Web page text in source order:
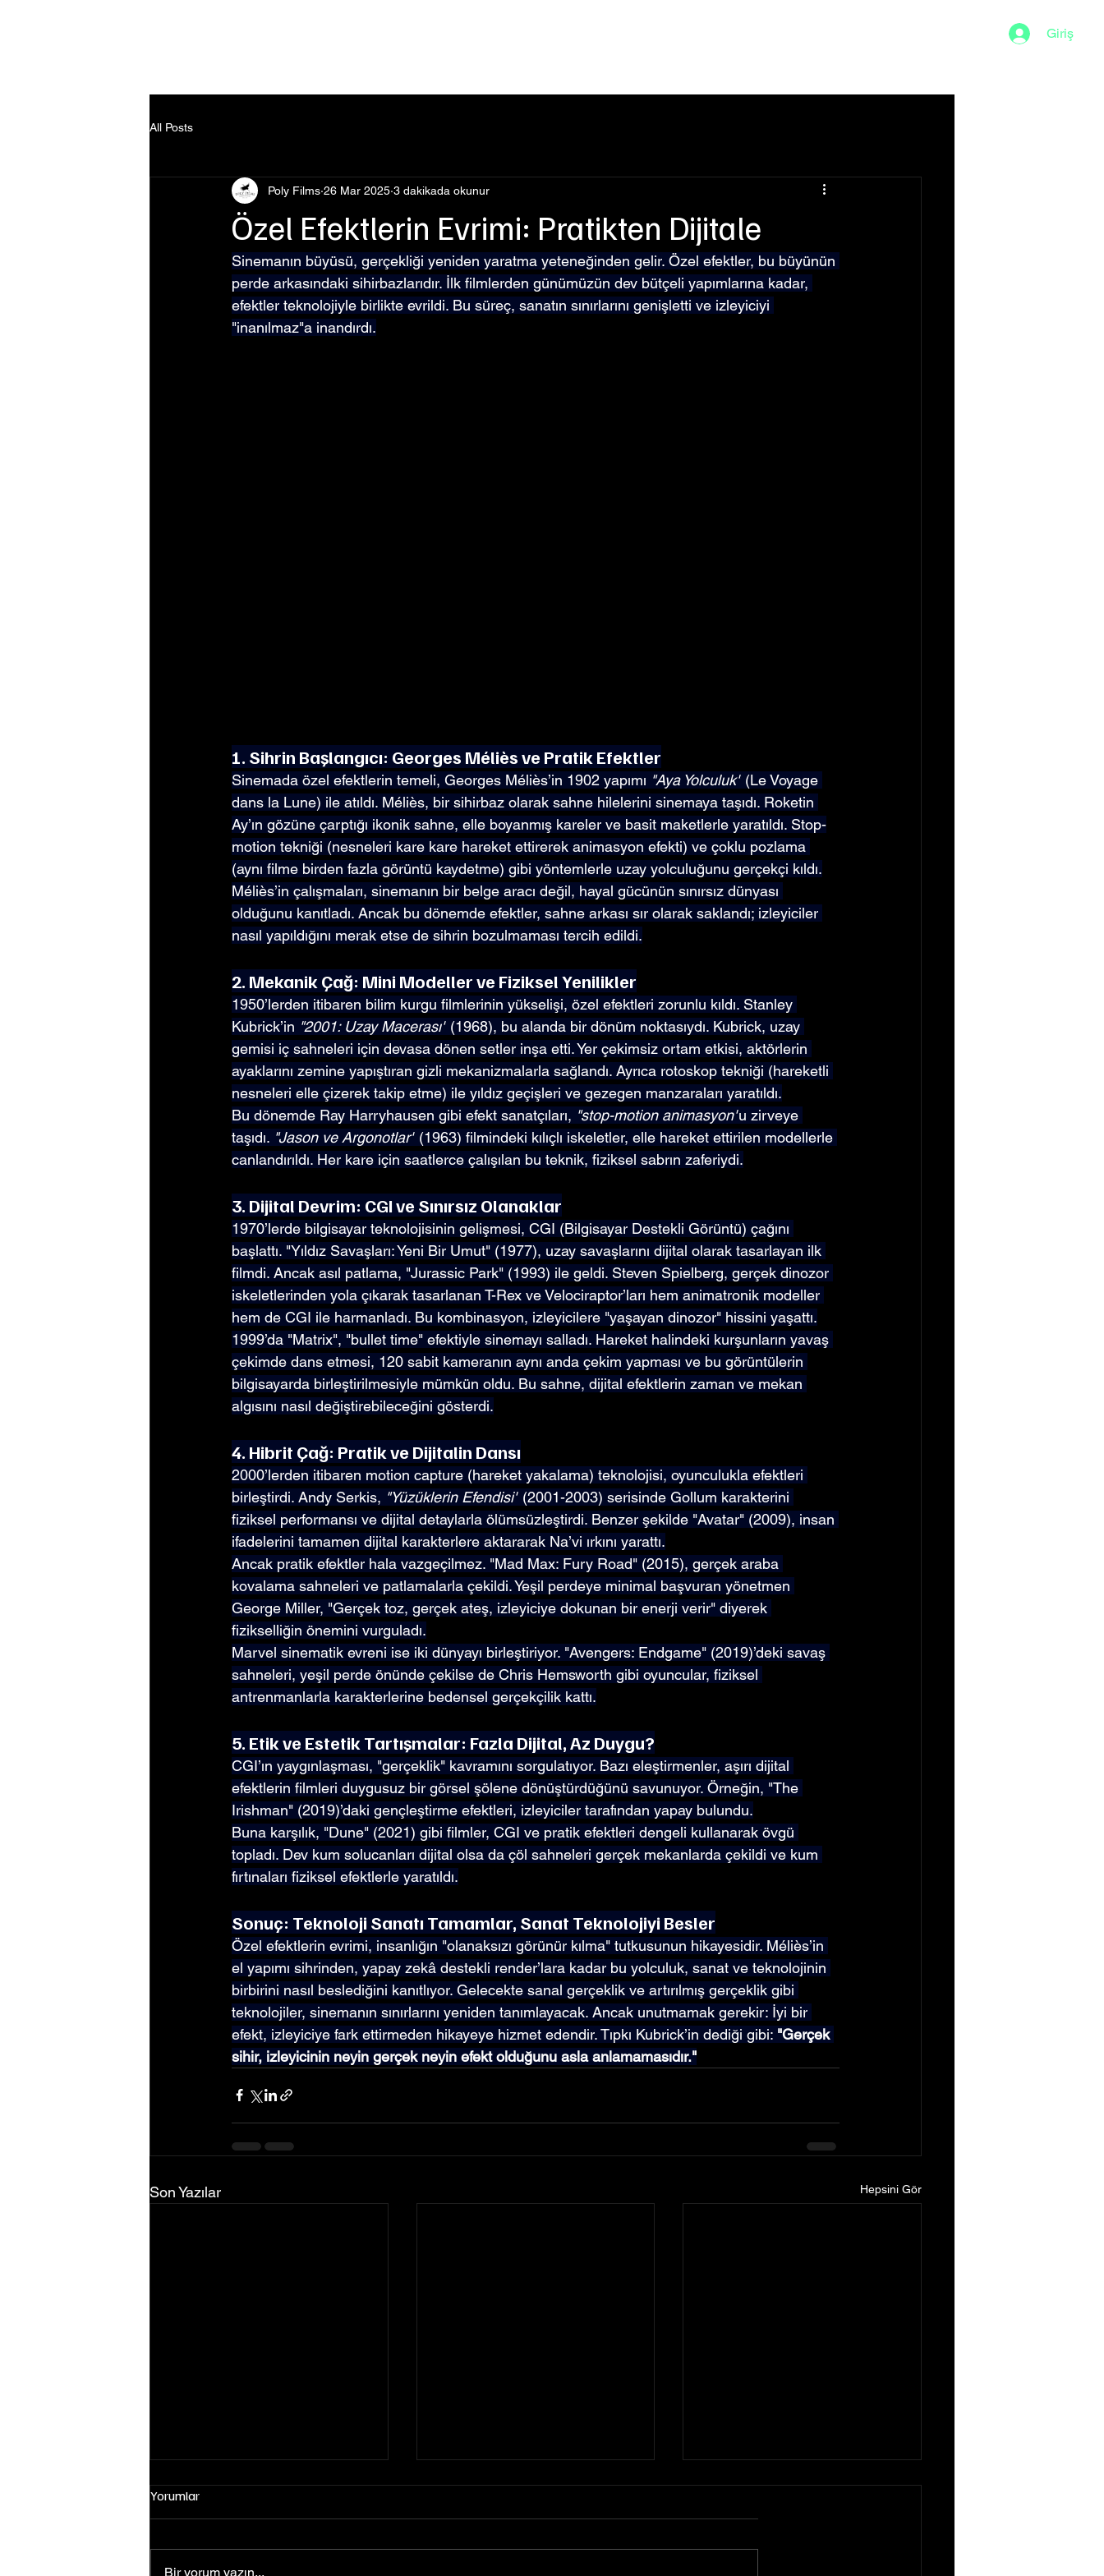
Giriş
All Posts
Özel Efektlerin Evrimi: Pratikten Dijitale
Poly Films 26 Mar 2025 3 dakikada okunur
Sinemanın büyüsü, gerçekliği yeniden yaratma yeteneğinden gelir. Özel efektler, bu büyünün
perde arkasındaki sihirbazlarıdır. İlk filmlerden günümüzün dev bütçeli yapımlarına kadar,
efektler teknolojiyle birlikte evrildi. Bu süreç, sanatın sınırlarını genişletti ve izleyiciyi
"inanılmaz"a inandırdı.
1. Sihrin Başlangıcı: Georges Méliès ve Pratik Efektler
Sinemada özel efektlerin temeli, Georges Méliès’in 1902 yapımı "Aya Yolculuk" (Le Voyage
dans la Lune) ile atıldı. Méliès, bir sihirbaz olarak sahne hilelerini sinemaya taşıdı. Roketin
Ay’ın gözüne çarptığı ikonik sahne, elle boyanmış kareler ve basit maketlerle yaratıldı. Stop-
motion tekniği (nesneleri kare kare hareket ettirerek animasyon efekti) ve çoklu pozlama
(aynı filme birden fazla görüntü kaydetme) gibi yöntemlerle uzay yolculuğunu gerçekçi kıldı.
Méliès’in çalışmaları, sinemanın bir belge aracı değil, hayal gücünün sınırsız dünyası
olduğunu kanıtladı. Ancak bu dönemde efektler, sahne arkası sır olarak saklandı; izleyiciler
nasıl yapıldığını merak etse de sihrin bozulmaması tercih edildi.
2. Mekanik Çağ: Mini Modeller ve Fiziksel Yenilikler
1950’lerden itibaren bilim kurgu filmlerinin yükselişi, özel efektleri zorunlu kıldı. Stanley
Kubrick’in "2001: Uzay Macerası" (1968), bu alanda bir dönüm noktasıydı. Kubrick, uzay
gemisi iç sahneleri için devasa dönen setler inşa etti. Yer çekimsiz ortam etkisi, aktörlerin
ayaklarını zemine yapıştıran gizli mekanizmalarla sağlandı. Ayrıca rotoskop tekniği (hareketli
nesneleri elle çizerek takip etme) ile yıldız geçişleri ve gezegen manzaraları yaratıldı.
Bu dönemde Ray Harryhausen gibi efekt sanatçıları, "stop-motion animasyon"u zirveye
taşıdı. "Jason ve Argonotlar" (1963) filmindeki kılıçlı iskeletler, elle hareket ettirilen modellerle
canlandırıldı. Her kare için saatlerce çalışılan bu teknik, fiziksel sabrın zaferiydi.
3. Dijital Devrim: CGI ve Sınırsız Olanaklar
1970’lerde bilgisayar teknolojisinin gelişmesi, CGI (Bilgisayar Destekli Görüntü) çağını
başlattı. "Yıldız Savaşları: Yeni Bir Umut" (1977), uzay savaşlarını dijital olarak tasarlayan ilk
filmdi. Ancak asıl patlama, "Jurassic Park" (1993) ile geldi. Steven Spielberg, gerçek dinozor
iskeletlerinden yola çıkarak tasarlanan T-Rex ve Velociraptor’ları hem animatronik modeller
hem de CGI ile harmanladı. Bu kombinasyon, izleyicilere "yaşayan dinozor" hissini yaşattı.
1999’da "Matrix", "bullet time" efektiyle sinemayı salladı. Hareket halindeki kurşunların yavaş
çekimde dans etmesi, 120 sabit kameranın aynı anda çekim yapması ve bu görüntülerin
bilgisayarda birleştirilmesiyle mümkün oldu. Bu sahne, dijital efektlerin zaman ve mekan
algısını nasıl değiştirebileceğini gösterdi.
4. Hibrit Çağ: Pratik ve Dijitalin Dansı
2000’lerden itibaren motion capture (hareket yakalama) teknolojisi, oyunculukla efektleri
birleştirdi. Andy Serkis, "Yüzüklerin Efendisi" (2001-2003) serisinde Gollum karakterini
fiziksel performansı ve dijital detaylarla ölümsüzleştirdi. Benzer şekilde "Avatar" (2009), insan
ifadelerini tamamen dijital karakterlere aktararak Na’vi ırkını yarattı.
Ancak pratik efektler hala vazgeçilmez. "Mad Max: Fury Road" (2015), gerçek araba
kovalama sahneleri ve patlamalarla çekildi. Yeşil perdeye minimal başvuran yönetmen
George Miller, "Gerçek toz, gerçek ateş, izleyiciye dokunan bir enerji verir" diyerek
fizikselliğin önemini vurguladı.
Marvel sinematik evreni ise iki dünyayı birleştiriyor. "Avengers: Endgame" (2019)’deki savaş
sahneleri, yeşil perde önünde çekilse de Chris Hemsworth gibi oyuncular, fiziksel
antrenmanlarla karakterlerine bedensel gerçekçilik kattı.
5. Etik ve Estetik Tartışmalar: Fazla Dijital, Az Duygu?
CGI’ın yaygınlaşması, "gerçeklik" kavramını sorgulatıyor. Bazı eleştirmenler, aşırı dijital
efektlerin filmleri duygusuz bir görsel şölene dönüştürdüğünü savunuyor. Örneğin, "The
Irishman" (2019)’daki gençleştirme efektleri, izleyiciler tarafından yapay bulundu.
Buna karşılık, "Dune" (2021) gibi filmler, CGI ve pratik efektleri dengeli kullanarak övgü
topladı. Dev kum solucanları dijital olsa da çöl sahneleri gerçek mekanlarda çekildi ve kum
fırtınaları fiziksel efektlerle yaratıldı.
Sonuç: Teknoloji Sanatı Tamamlar, Sanat Teknolojiyi Besler
Özel efektlerin evrimi, insanlığın "olanaksızı görünür kılma" tutkusunun hikayesidir. Méliès’in
el yapımı sihrinden, yapay zekâ destekli render’lara kadar bu yolculuk, sanat ve teknolojinin
birbirini nasıl beslediğini kanıtlıyor. Gelecekte sanal gerçeklik ve artırılmış gerçeklik gibi
teknolojiler, sinemanın sınırlarını yeniden tanımlayacak. Ancak unutmamak gerekir: İyi bir
efekt, izleyiciye fark ettirmeden hikayeye hizmet edendir. Tıpkı Kubrick’in dediği gibi: "Gerçek
sihir, izleyicinin neyin gerçek neyin efekt olduğunu asla anlamamasıdır."
Son Yazılar Hepsini Gör
Yorumlar
Bir yorum yazın...